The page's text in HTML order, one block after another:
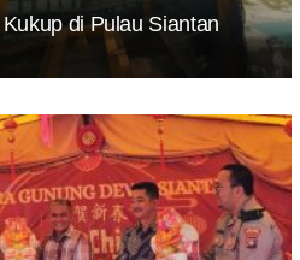
di Pulau Siantan